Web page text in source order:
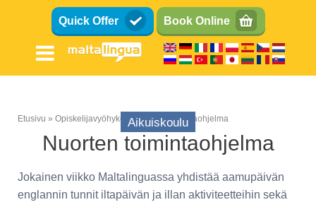
pääsisältöön Quick Offer Book Online
Aikuiskoulu
Murupolku
Etusivu Opiskelijavyöhyke Nuorten toimintaohjelma
Nuorten toimintaohjelma
Jokainen viikko Maltalinguassa yhdistää aamupäivän
englannin tunnit iltapäivän ja illan aktiviteetteihin sekä